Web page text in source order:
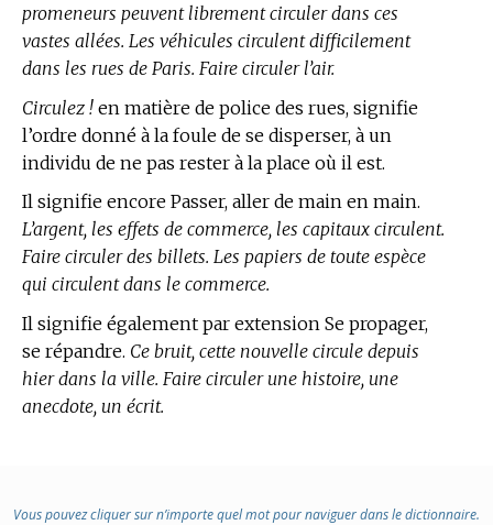
promeneurs peuvent librement circuler dans ces
vastes allées. Les véhicules circulent difficilement
dans les rues de Paris. Faire circuler l’air.
Circulez ! en matière de police des rues, signifie
l’ordre donné à la foule de se disperser, à un
individu de ne pas rester à la place où il est.
Il signifie encore Passer, aller de main en main.
L’argent, les effets de commerce, les capitaux circulent.
Faire circuler des billets. Les papiers de toute espèce
qui circulent dans le commerce.
Il signifie également par extension Se propager,
se répandre. Ce bruit, cette nouvelle circule depuis
hier dans la ville. Faire circuler une histoire, une
anecdote, un écrit.
Vous pouvez cliquer sur n’importe quel mot pour naviguer dans le dictionnaire.